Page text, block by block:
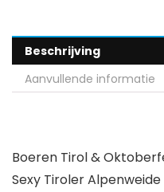
Beschrijving
Aanvullende informatie
Boeren Tirol &
Sexy Tiroler